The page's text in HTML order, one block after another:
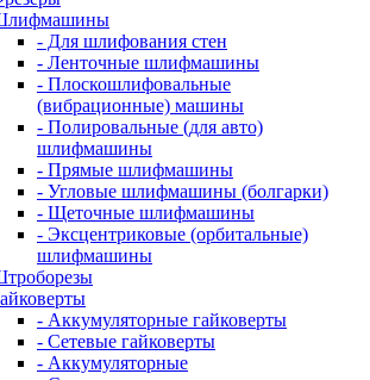
- Для шлифования стен
- Ленточные шлифмашины
- Плоскошлифовальные
(вибрационные) машины
- Полировальные (для авто)
шлифмашины
- Прямые шлифмашины
- Угловые шлифмашины (болгарки)
- Щеточные шлифмашины
- Эксцентриковые (орбитальные)
шлифмашины
- Аккумуляторные гайковерты
- Сетевые гайковерты
- Аккумуляторные